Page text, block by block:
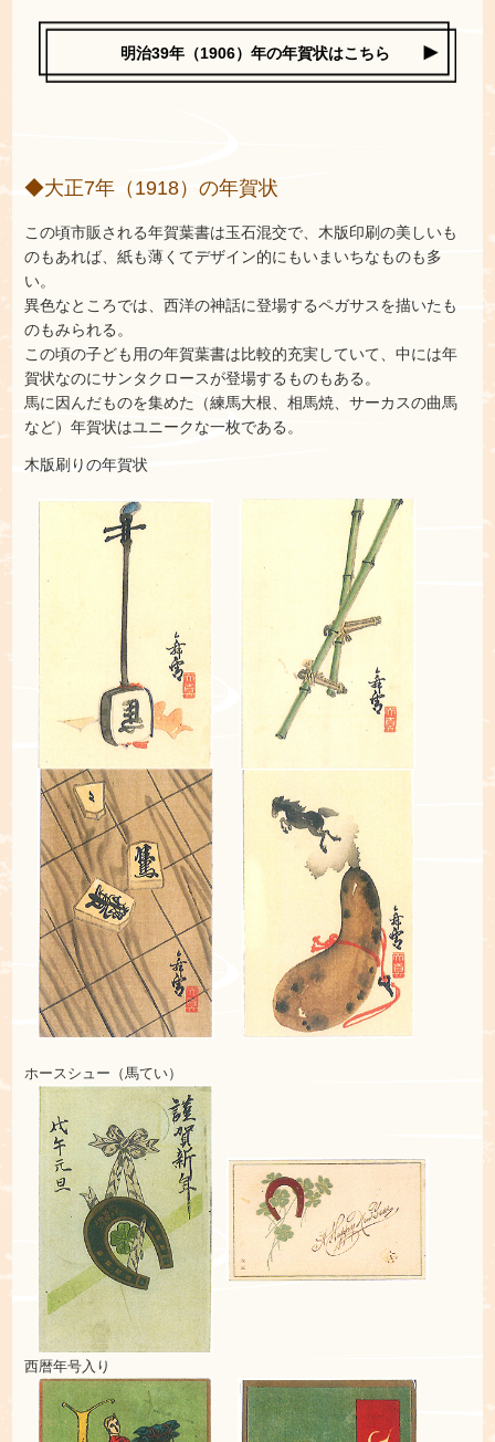
明治39年（1906）年の年賀状はこちら
◆大正7年（1918）の年賀状
この頃市販される年賀葉書は玉石混交で、木版印刷の美しいも
のもあれば、紙も薄くてデザイン的にもいまいちなものも多
い。
異色なところでは、西洋の神話に登場するペガサスを描いたも
のもみられる。
この頃の子ども用の年賀葉書は比較的充実していて、中には年
賀状なのにサンタクロースが登場するものもある。
馬に因んだものを集めた（練馬大根、相馬焼、サーカスの曲馬
など）年賀状はユニークな一枚である。
木版刷りの年賀状
ホースシュー（馬てい）
西暦年号入り